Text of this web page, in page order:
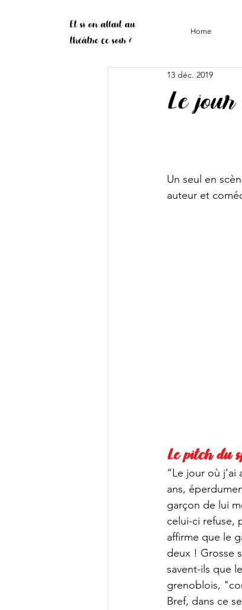
Et si on allait au
théâtre ce soir ?
Home
Le
13 déc. 2019
Un seul en
auteur et
Le pitch du
“Le jour où
ans,
garçon de lui
celui-ci refuse,
affirme que le
deux ! Grosse
savent-ils que
grenoblois,
Bref, dans ce